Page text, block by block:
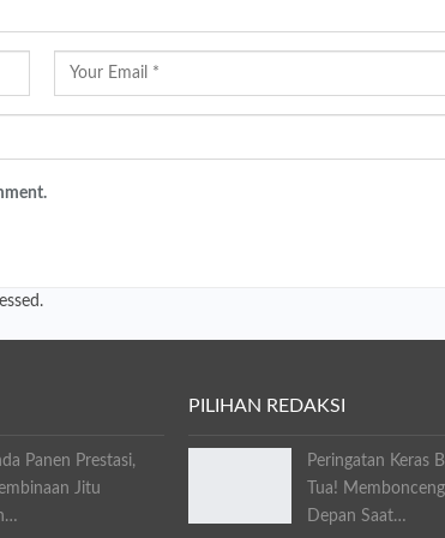
Panen Prestasi,
Jitu
PILIHAN REDAKSI
Peringatan Keras
Tua!
Depan Saat…